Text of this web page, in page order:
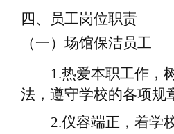
四、员工岗位职责
（一）场馆保洁员工
1.热爱本职工作 ，
法，遵守学校的各项规
2.仪容端正，着学